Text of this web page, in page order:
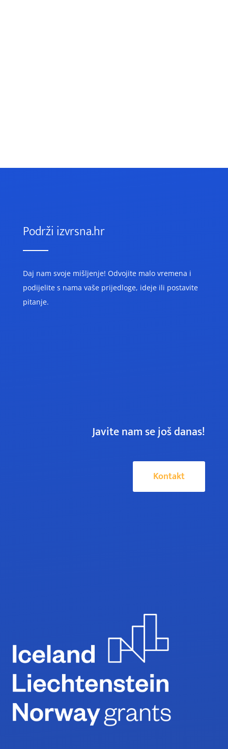
Podrži izvrsna.hr
Daj nam svoje mišljenje! Odvojite malo vremena i
podijelite s nama vaše prijedloge, ideje ili postavite
pitanje.
Javite nam se još danas!
Kontakt